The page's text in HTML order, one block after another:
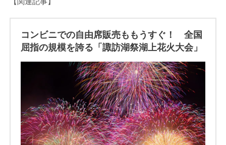
コンビニでの自由席販売ももうすぐ！ 全国
屈指の規模を誇る「諏訪湖祭湖上花火大会」